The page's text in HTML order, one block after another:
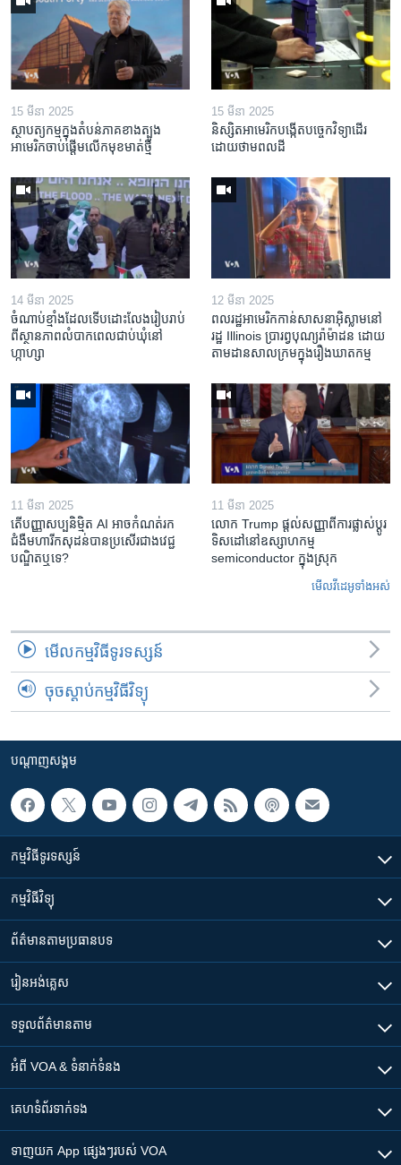
15 មីនា 2025
ស្ថាបត្យកម្ម​ក្នុង​តំបន់​ភាគ​ខាង​ត្បូង​
អាមេរិក​ចាប់ផ្តើម​លើក​មុខមាត់​ថ្មី
15 មីនា 2025
និស្សិត​អាមេរិក​បង្កើត​បច្ចេកវិទ្យា​ដើរ​
ដោយ​ថាមពល​ដី
14 មីនា 2025
ចំណាប់ខ្មាំង​ដែល​ទើប​ដោះលែង​រៀបរាប់​
ពី​ស្ថានភាព​​លំបាក​ពេល​ជាប់​ឃុំ​នៅ​
ហ្កាហ្សា
12 មីនា 2025
ពលរដ្ឋអាមេរិក​កាន់សាសនា​អ៊ិស្លាម​នៅ
រដ្ឋ Illinois ​ប្រារព្វបុណ្យរ៉ាម៉ាដន ​ដោយ​
តាម​ដាន​​សាលក្រមក្នុងរឿងឃាតកម្ម
11 មីនា 2025
តើ​បញ្ញាសប្បនិម្មិត​ AI អាច​កំណត់​រក​
ជំងឺមហារីក​សុដន់​បាន​ប្រសើរ​ជាង​វេជ្ជ
បណ្ឌិត​ឬ​ទេ?
11 មីនា 2025
លោក Trump ផ្តល់សញ្ញាពីការផ្លាស់ប្តូរ
ទិសដៅនៅឧស្សាហកម្ម
semiconductor ក្នុងស្រុក
មើល​វីដេអូ​ទាំង​អស់
មើល​កម្មវិធី​ទូរទស្សន៍
ចុចស្តាប់កម្មវិធីវិទ្យុ
បណ្តាញ​សង្គម
កម្មវិធី​ទូរទស្សន៍
កម្មវិធី​វិទ្យុ
ព័ត៌មាន​តាមប្រធានបទ​
រៀន​​អង់គ្លេស
ទទួល​ព័ត៌មាន​តាម
អំពី​ VOA & ទំនាក់ទំនង
គេហទំព័រ​​ទាក់ទង
ទាញយក​ App ផ្សេងៗ​របស់​ VOA